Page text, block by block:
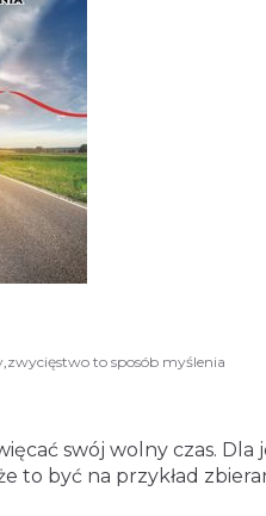
,zwycięstwo to sposób myślenia
swój wolny czas. Dla
to być na przykład